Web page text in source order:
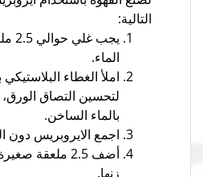
التالية:
الماء.
املأ الغطاء البلاستيكي
لتحسين التصاق
بالماء الساخن.
اجمع الايروبريس دون
أضف 2.5 ملعقة
زنها.